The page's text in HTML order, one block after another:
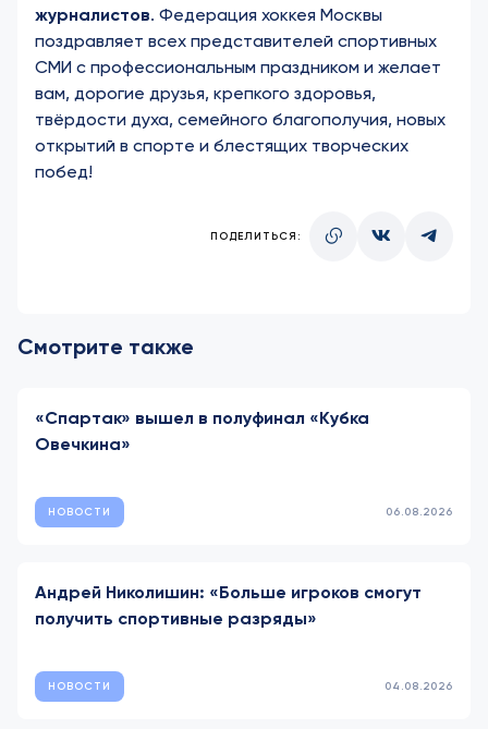
журналистов. Федерация хоккея Москвы
поздравляет всех представителей спортивных
СМИ с профессиональным праздником и желает
вам, дорогие друзья, крепкого здоровья,
твёрдости духа, семейного благополучия, новых
открытий в спорте и блестящих творческих
побед!
ПОДЕЛИТЬСЯ:
Смотрите также
«Спартак» вышел в полуфинал «Кубка
Овечкина»
НОВОСТИ 06.08.2026
Андрей Николишин: «Больше игроков смогут
получить спортивные разряды»
НОВОСТИ 04.08.2026